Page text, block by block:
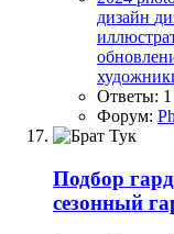
дизайн
Ответы: 1
Форум:
Подбор
сезонный